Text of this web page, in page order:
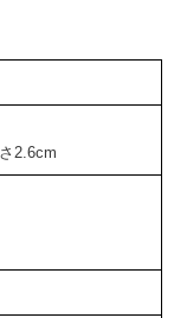
2.6cm